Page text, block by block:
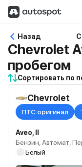
Назад
Chevrolet
пробегом
Сортировать по
Chevrolet
ПТС оригинал
Aveo, II
Бензин, Автомат,
Белый